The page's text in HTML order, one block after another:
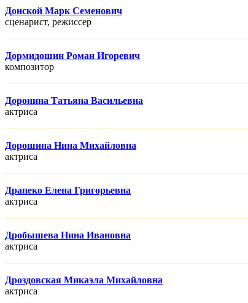
Донской Марк Семенович
сценарист, режисcер
Дормидошин Роман Игоревич
композитор
Доронина Татьяна Васильевна
актриса
Дорошина Нина Михайловна
актриса
Драпеко Елена Григорьевна
актриса
Дробышева Нина Ивановна
актриса
Дроздовская Микаэла Михайловна
актриса